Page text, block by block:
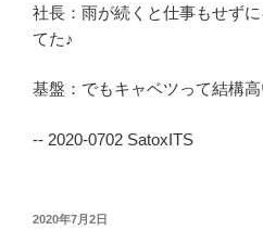
社長：雨が続くと仕事もせず
てた♪
基盤：でもキャベツって結構高
-- 2020-0702 SatoxITS
投
2020年7月2日